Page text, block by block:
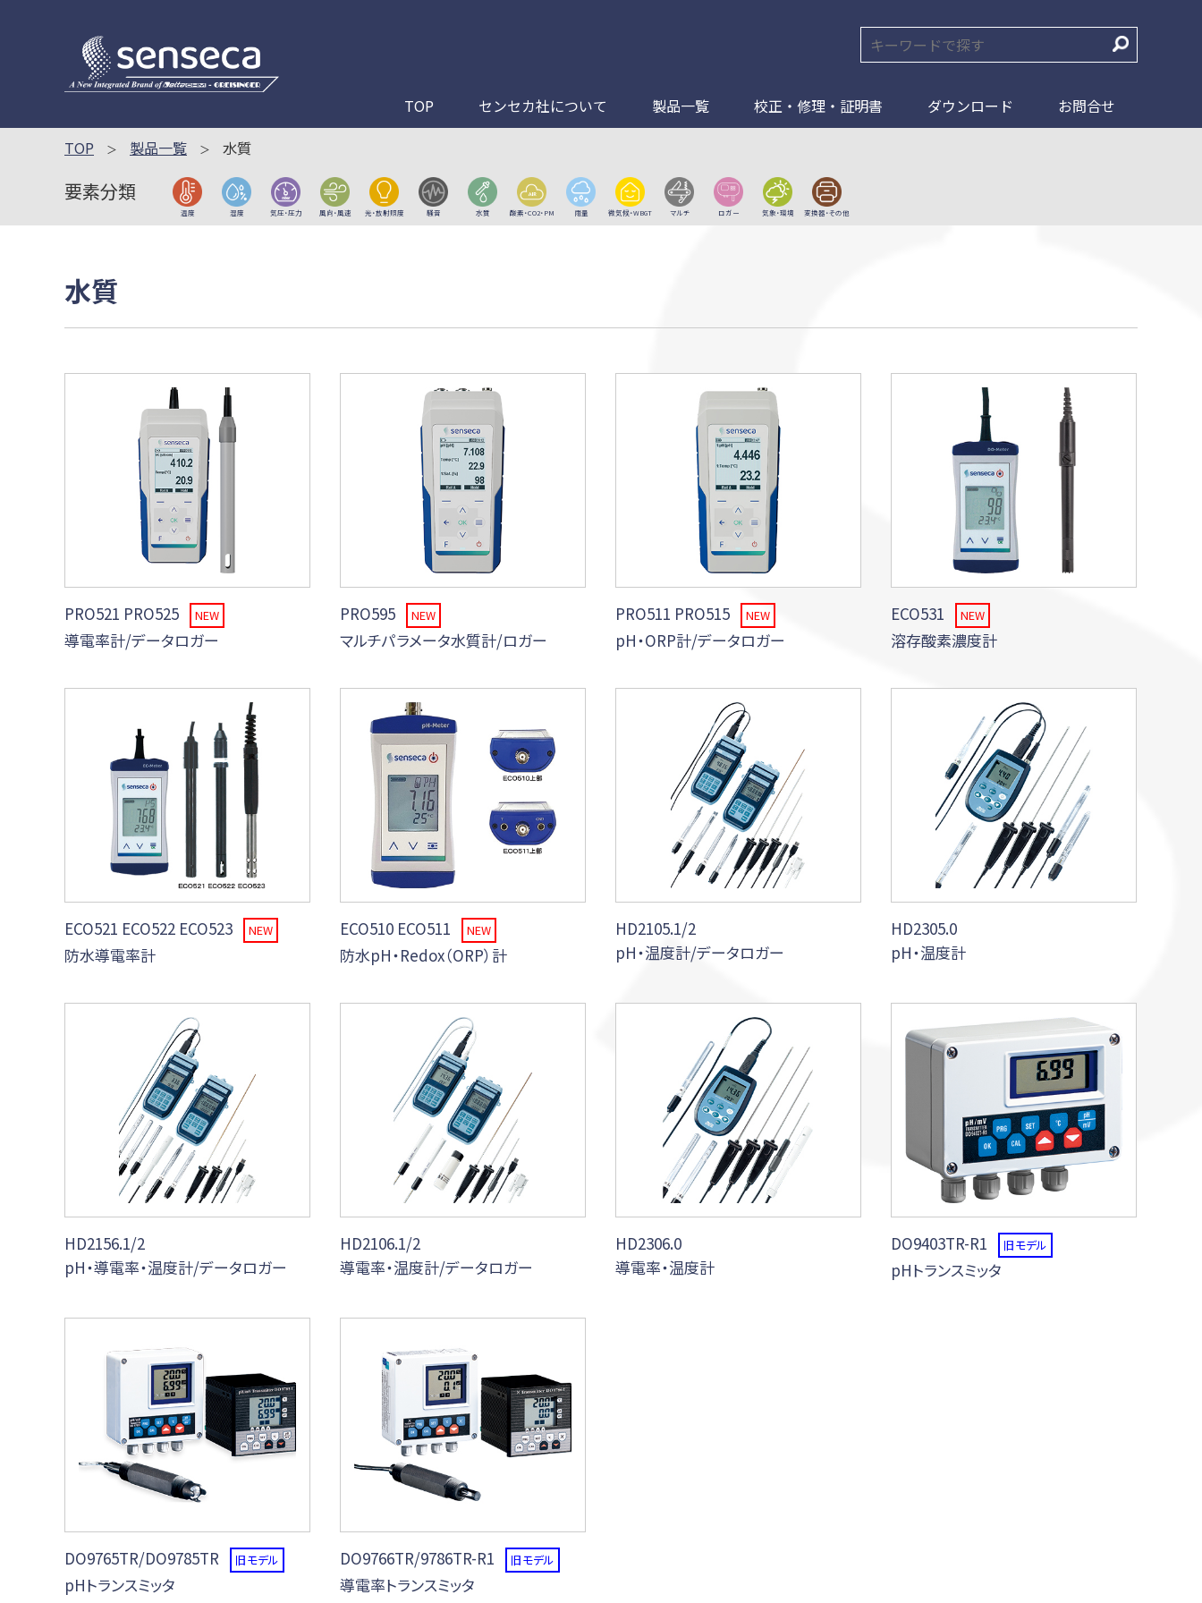
TOP センセカ社について 製品一覧 校正・修理・証明書 ダウンロード
お問合せ
TOP
製品一覧 水質
要素分類
温度 湿度 気圧・圧力 風向・風速 光・放射照度 騒音 水質 酸素・CO2・PM 雨量 微気候・WBGT マルチ ロガー 気象・環境 変換器・その他
水質
PRO521 PRO525 NEW
導電率計/データロガー
PRO595 NEW
マルチパラメータ水質計/ロガー
PRO511 PRO515 NEW
pH・ORP計/データロガー
ECO531 NEW
溶存酸素濃度計
ECO521 ECO522 ECO523 NEW
防水導電率計
ECO510 ECO511 NEW
防水pH・Redox（ORP）計
HD2105.1/2
pH・温度計/データロガー
HD2305.0
pH・温度計
HD2156.1/2
pH・導電率・温度計/データロガー
HD2106.1/2
導電率・温度計/データロガー
HD2306.0
導電率・温度計
DO9403TR-R1 旧モデル
pHトランスミッタ
DO9765TR/DO9785TR 旧モデル
pHトランスミッタ
DO9766TR/9786TR-R1 旧モデル
導電率トランスミッタ